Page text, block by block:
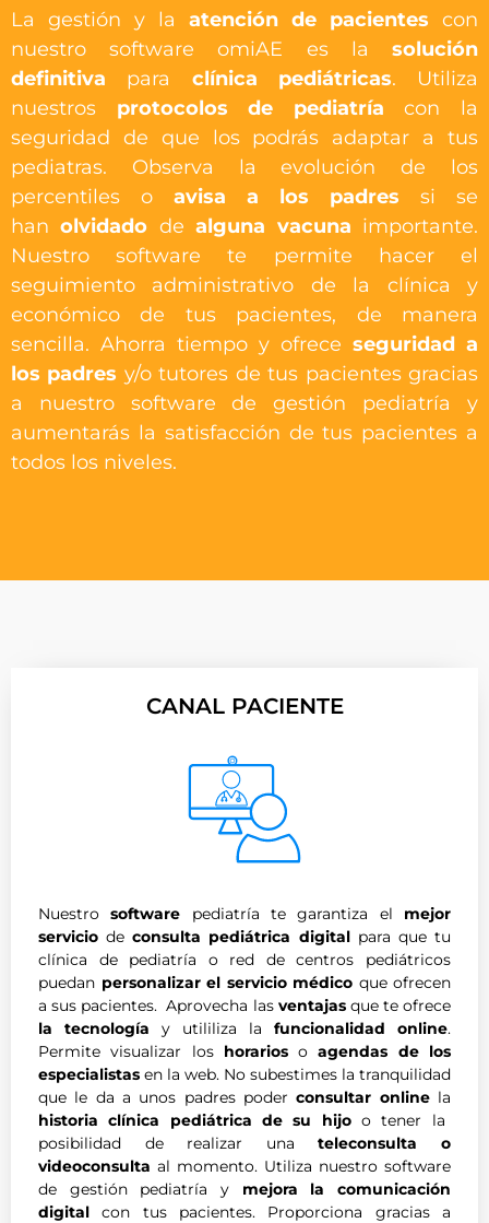
La gestión y la atención de pacientes con
nuestro software omiAE es la solución
definitiva para clínica pediátricas. Utiliza
nuestros protocolos de pediatría con la
seguridad de que los podrás adaptar a tus
pediatras. Observa la evolución de los
percentiles o avisa a los padres si se
hanolvidado dealguna vacuna importante.
Nuestro software te permite hacer el
seguimiento administrativo de la clínica y
económico de tus pacientes, de manera
sencilla. Ahorra tiempo y ofrece seguridad a
los padres y/o tutores de tus pacientes gracias
a nuestro software de gestión pediatría y
aumentarás la satisfacción de tus pacientes a
todos los niveles.
CANAL PACIENTE
Nuestrosoftware pediatría te garantiza el mejor
serviciode consulta pediátrica digitalpara que tu
clínica de pediatría o red de centros pediátricos
puedan personalizar el servicio médico que ofrecen
a sus pacientes. Aprovecha las ventajasque te ofrece
la tecnología y utililiza la funcionalidad online.
Permite visualizar los horariosoagendas de los
especialistas en la web. No subestimes la tranquilidad
que le da a unos padres poderconsultar online la
historia clínica pediátrica de su hijoo tener la
posibilidad de realizar unateleconsulta o
videoconsulta al momento. Utiliza nuestro software
de gestión pediatría y mejora la comunicación
digital con tus pacientes. Proporciona gracias a